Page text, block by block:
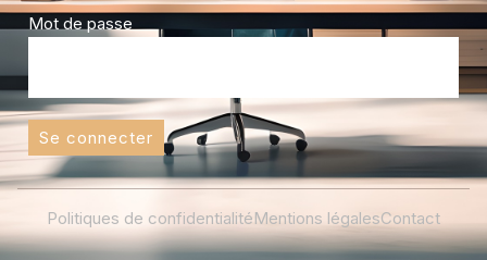
Mot de passe
Se connecter
Politiques de confidentialitéMentions légalesContact